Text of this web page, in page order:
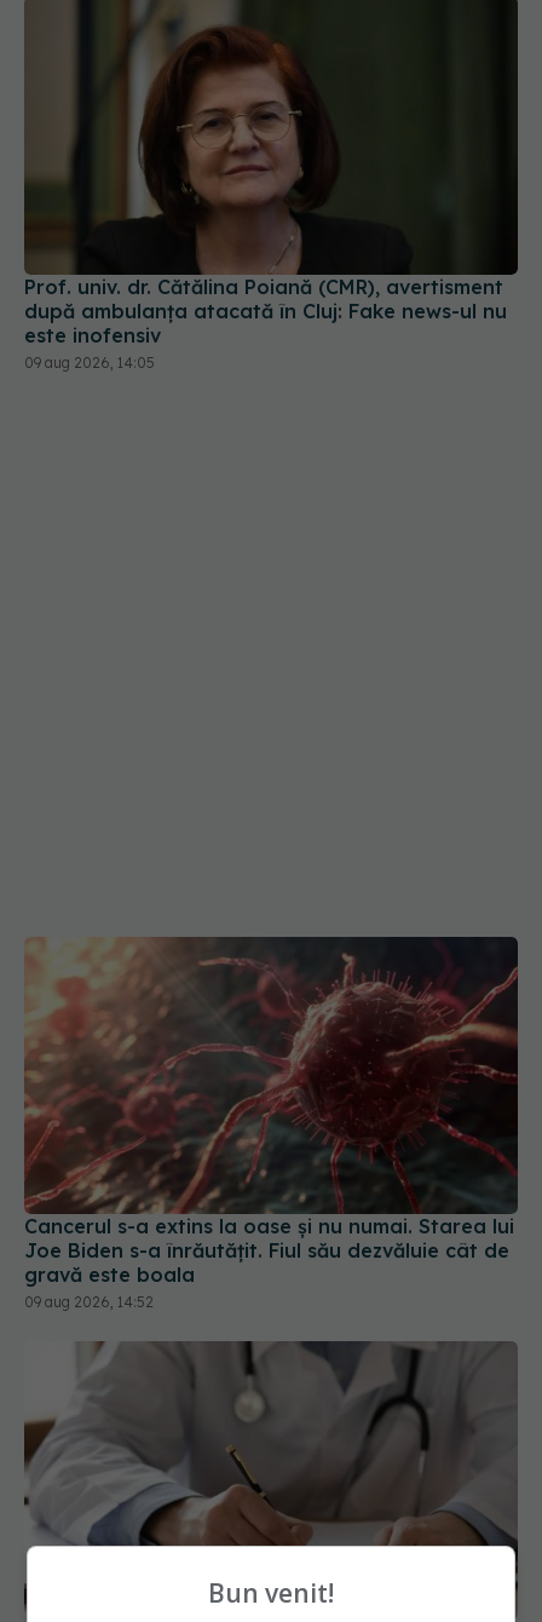
Prof. univ. dr. Cătălina Poiană (CMR), avertisment
după ambulanța atacată în Cluj: Fake news-ul nu
este inofensiv
09 aug 2026, 14:05
Cancerul s-a extins la oase și nu numai. Starea lui
Joe Biden s-a înrăutățit. Fiul său dezvăluie cât de
gravă este boala
09 aug 2026, 14:52
Bun venit!